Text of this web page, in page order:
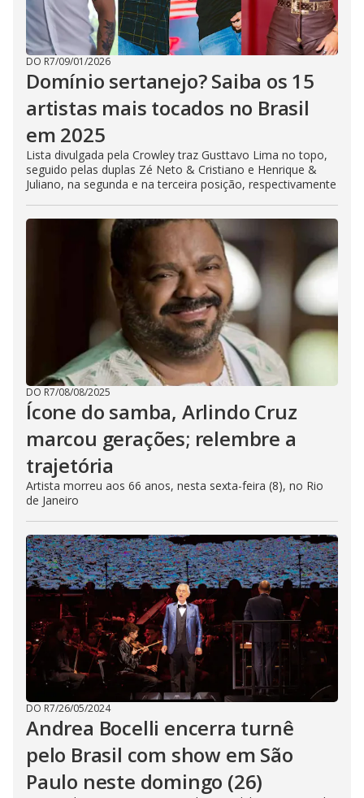
DO R7/09/01/2026
Domínio sertanejo? Saiba os 15
artistas mais tocados no Brasil
em 2025
Lista divulgada pela Crowley traz Gusttavo Lima no topo,
seguido pelas duplas Zé Neto & Cristiano e Henrique &
Juliano, na segunda e na terceira posição, respectivamente
DO R7/08/08/2025
Ícone do samba, Arlindo Cruz
marcou gerações; relembre a
trajetória
Artista morreu aos 66 anos, nesta sexta-feira (8), no Rio
de Janeiro
DO R7/26/05/2024
Andrea Bocelli encerra turnê
pelo Brasil com show em São
Paulo neste domingo (26)